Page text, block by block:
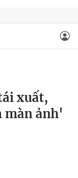
xuất,
màn ảnh'